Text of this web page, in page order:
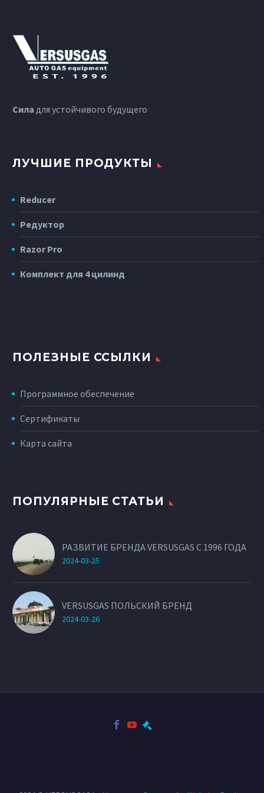
Сила для устойчивого будущего
ЛУЧШИЕ ПРОДУКТЫ
Reducer
Редуктор
Razor Pro
Комплект для 4 цилинд
ПОЛЕЗНЫЕ ССЫЛКИ
Программное обеспечение
Сертификаты
Карта сайта
ПОПУЛЯРНЫЕ СТАТЬИ
РАЗВИТИЕ БРЕНДА VERSUSGAS С 1996 ГОДА
2024-03-25
VERSUSGAS ПОЛЬСКИЙ БРЕНД
2024-03-26